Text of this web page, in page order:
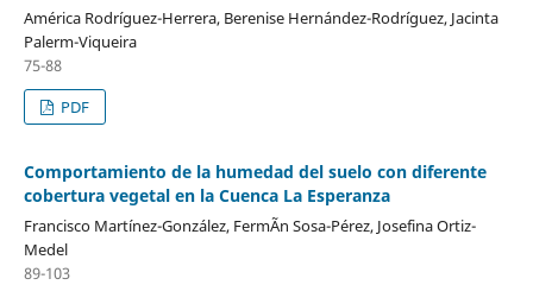
América Rodríguez-Herrera, Berenise Hernández-Rodríguez, Jacinta
Palerm-Viqueira
75-88
PDF
Comportamiento de la humedad del suelo con diferente
cobertura vegetal en la Cuenca La Esperanza
Francisco Martínez-González, FermÃ­n Sosa-Pérez, Josefina Ortiz-
Medel
89-103